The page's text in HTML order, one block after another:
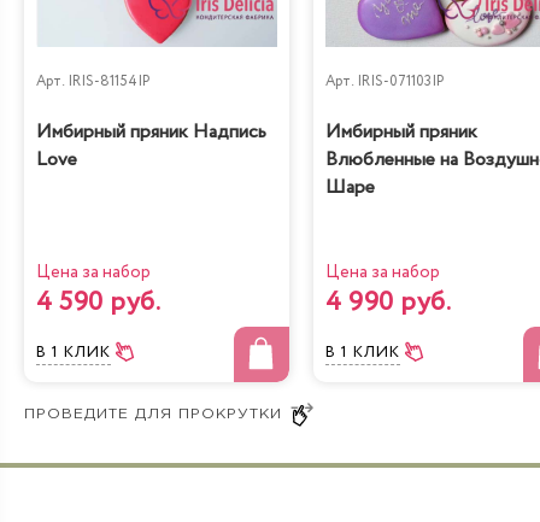
Арт. IRIS-81154IP
Имбирный пряник Надпись
Love
Цена за набор
4 590 руб.
В 1 КЛИК
Арт. IRIS-071103IP
Имбирный пряник
Влюбленные на
Шаре
Цена за набор
4 990 руб.
В 1 КЛИК